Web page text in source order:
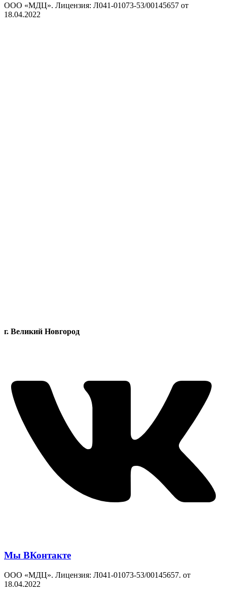
ООО «МДЦ». Лицензия: Л041-01073-53/00145657 от
18.04.2022
г. Великий Новгород
Мы ВКонтакте
ООО «МДЦ». Лицензия: Л041-01073-53/00145657. от
18.04.2022